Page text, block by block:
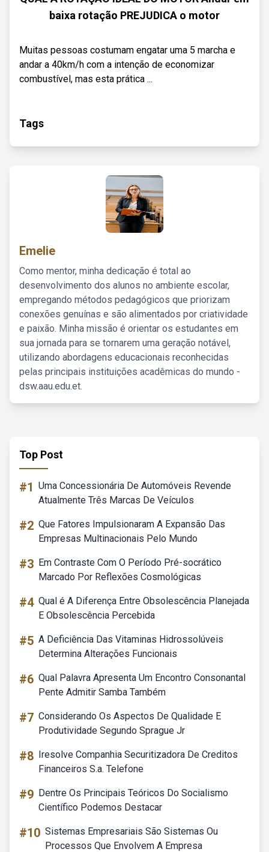
baixa rotação PREJUDICA o motor
Muitas pessoas costumam engatar uma 5 marcha e
andar a 40km/h com a intenção de economizar
combustível, mas esta prática ...
Tags
Emelie
Como mentor, minha dedicação é total ao
desenvolvimento dos alunos no ambiente escolar,
empregando métodos pedagógicos que priorizam
conexões genuínas e são alimentados por criatividade
e paixão. Minha missão é orientar os estudantes em
sua jornada para se tornarem uma geração notável,
utilizando abordagens educacionais reconhecidas
pelas principais instituições acadêmicas do mundo -
dsw.aau.edu.et.
Top Post
#1 Uma Concessionária De Automóveis Revende
Atualmente Três Marcas De Veículos
#2 Que Fatores Impulsionaram A Expansão Das
Empresas Multinacionais Pelo Mundo
#3 Em Contraste Com O Período Pré-socrático
Marcado Por Reflexões Cosmológicas
#4 Qual é A Diferença Entre Obsolescência Planejada
E Obsolescência Percebida
#5 A Deficiência Das Vitaminas Hidrossolúveis
Determina Alterações Funcionais
#6 Qual Palavra Apresenta Um Encontro Consonantal
Pente Admitir Samba Também
#7 Considerando Os Aspectos De Qualidade E
Produtividade Segundo Sprague Jr
#8 Iresolve Companhia Securitizadora De Creditos
Financeiros S.a. Telefone
#9 Dentre Os Principais Teóricos Do Socialismo
Científico Podemos Destacar
#10 Sistemas Empresariais São Sistemas Ou
Processos Que Envolvem A Empresa